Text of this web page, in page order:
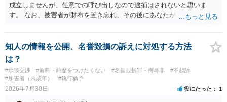
成立しませんが、任意での呼び出しなので逮捕はされないと思いま
す。 なお、被害者が財布を置き忘れ、その後にあなたがトイレに入
と言い逃れはかなり厳しいものと思います。
知人の情報を公開、名誉毀損の訴えに対処する方法
は？
#示談交渉 #前科・前歴をつけたくない #名誉毀損罪・侮辱罪
#不起訴
#加害者（未成年）
#執行猶予
2026年7月30日 役にたった 1